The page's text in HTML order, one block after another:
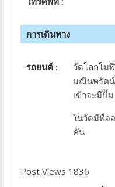
การเดินทาง
รถยนต์ :
วัดโลกโม
มณีนพรัตน์
เข้าจะมีปั๊
ในวัดมีที่จ
คัน
Post Views 1836